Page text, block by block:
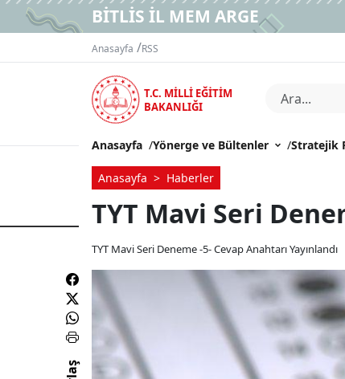
BİTLİS İL MEM ARGE
Anasayfa /RSS
T.C. MİLLİ EĞİTİM
BAKANLIĞI
Anasayfa /Yönerge ve Bültenler /Stratejik
Anasayfa Haberler
TYT Mavi Seri
TYT Mavi Seri Deneme -5- Cevap Anahtarı Yayınlandı